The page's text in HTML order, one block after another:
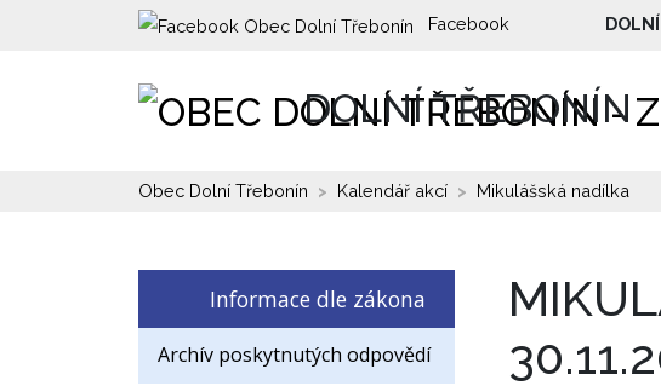
Facebook
DOLNÍ TŘEBONÍN
Obec Dolní Třebonín Kalendář akcí Mikulášská nadílka
Informace dle zákona
Archív poskytnutých odpovědí